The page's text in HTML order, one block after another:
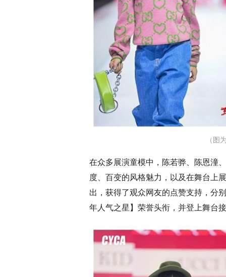
（图
在众多展演童模中，陈若骅、陈恩潼
度、百变的风格魅力，以及在舞台上
出，获得了观众网友的点赞支持，分
年人气之星】荣誉头衔，并登上舞台